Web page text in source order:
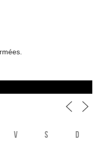
V S D